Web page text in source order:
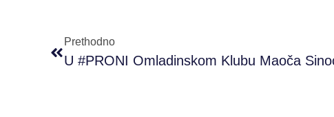
Prethodno